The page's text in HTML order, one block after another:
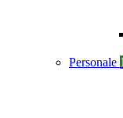
Personale